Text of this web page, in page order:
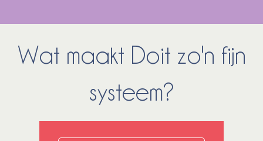
Wat maakt Doit zo'n fijn
systeem?